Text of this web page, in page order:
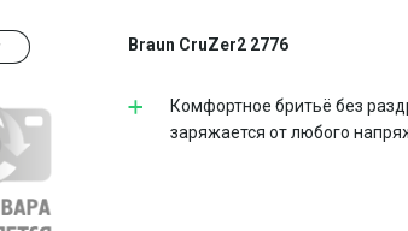
Braun CruZer2 2776
Комфортное бритьё без
заряжается от любого